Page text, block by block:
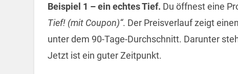
Beispiel 1 – ein echtes Tief. Du öffnest eine
Tief! (mit Coupon)“. Der Preisverlauf zeigt
unter dem 90-Tage-Durchschnitt. Darunter
Jetzt ist ein guter Zeitpunkt.